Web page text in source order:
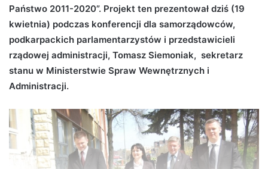
i
l
Państwo 2011-2020”. Projekt ten prezentował dziś (19
kwietnia) podczas konferencji dla samorządowców,
podkarpackich parlamentarzystów i przedstawicieli
rządowej administracji, Tomasz Siemoniak, sekretarz
stanu w Ministerstwie Spraw Wewnętrznych i
Administracji.